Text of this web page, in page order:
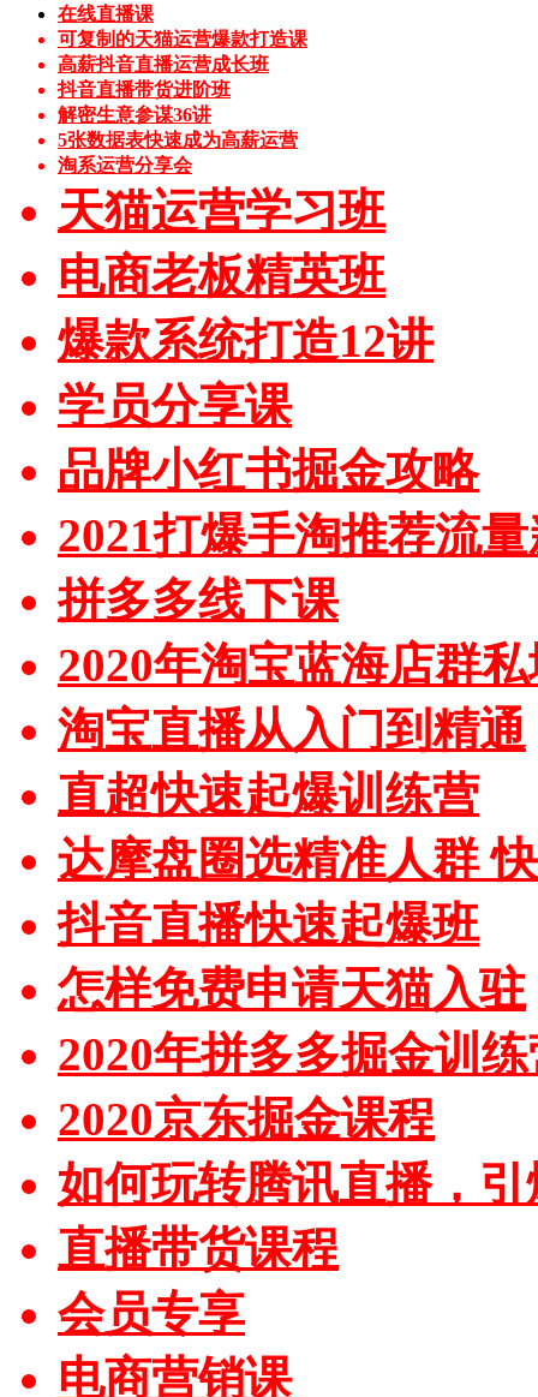
在线直播课
可复制的天猫运营爆款打造课
高薪抖音直播运营成长班
抖音直播带货进阶班
解密生意参谋36讲
5张数据表快速成为高薪运营
淘系运营分享会
天猫运营学习班
电商老板精英班
爆款系统打造12讲
学员分享课
品牌小红书掘金攻略
2021打爆手淘推荐流
拼多多线下课
2020年淘宝蓝海店群
淘宝直播从入门到精通
直超快速起爆训练营
达摩盘圈选精准人群
抖音直播快速起爆班
怎样免费申请天猫入驻
2020年拼多多掘金训
2020京东掘金课程
如何玩转腾讯直播，
直播带货课程
会员专享
电商营销课